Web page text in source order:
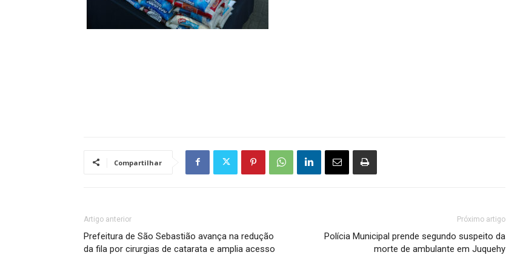
Compartilhar
Artigo anterior
Prefeitura de São Sebastião avança na redução
da fila por cirurgias de catarata e amplia acesso
Próximo artigo
Polícia Municipal prende segundo suspeito da
morte de ambulante em Juquehy